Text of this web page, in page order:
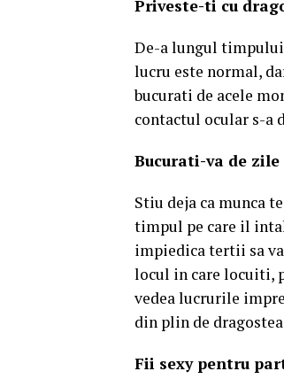
Priveste-ti cu
De-a lungul timpului
lucru este normal,
bucurati de acele
contactul ocular s-a
Bucurati-va de
Stiu deja ca munca
timpul pe care il
impiedica tertii sa
locul in care locuiti,
vedea lucrurile
din plin de
Fii sexy pentru